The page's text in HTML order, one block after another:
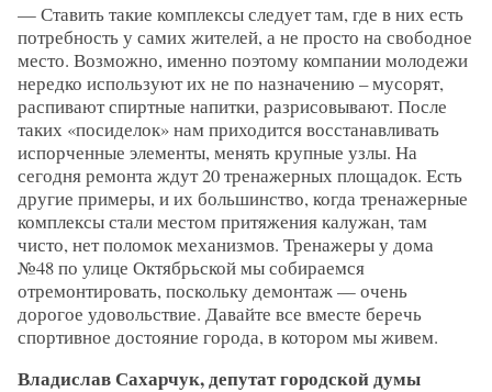
— Ставить такие комплексы следует там, где в них есть
потребность у самих жителей, а не просто на свободное
место. Возможно, именно поэтому компании молодежи
нередко используют их не по назначению – мусорят,
распивают спиртные напитки, разрисовывают. После
таких «посиделок» нам приходится восстанавливать
испорченные элементы, менять крупные узлы. На
сегодня ремонта ждут 20 тренажерных площадок. Есть
другие примеры, и их большинство, когда тренажерные
комплексы стали местом притяжения калужан, там
чисто, нет поломок механизмов. Тренажеры у дома
№48 по улице Октябрьской мы собираемся
отремонтировать, поскольку демонтаж — очень
дорогое удовольствие. Давайте все вместе беречь
спортивное достояние города, в котором мы живем.
Владислав Сахарчук, депутат городской думы